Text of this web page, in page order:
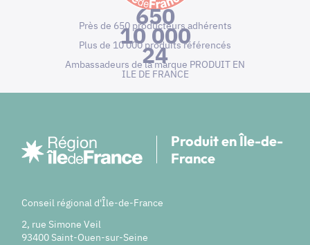
650
Près de 650 producteurs adhérents
10 000
Plus de 10 000 produits référencés
24
Ambassadeurs de la marque PRODUIT EN
ILE DE FRANCE
Produit en Île-de-
France
Conseil régional d'Île-de-France
2, rue Simone Veil
93400 Saint-Ouen-sur-Seine